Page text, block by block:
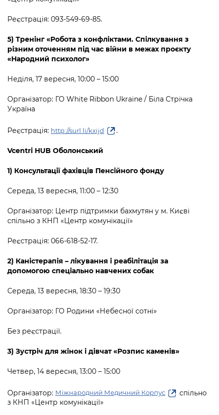
Реєстрація: 093-549-69-85.
5) Тренінг «Робота з конфліктами. Спілкування з
різним оточенням під час війни в межах проєкту
«Народний психолог»
Неділя, 17 вересня, 10:00 – 15:00
Організатор: ГО White Ribbon Ukraine / Біла Cтрічка
Україна
Реєстрація: http://surl.li/kxijd .
Vcentri HUB Оболонський
1) Консультації фахівців Пенсійного фонду
Середа, 13 вересня, 11:00 – 12:30
Організатор: Центр підтримки бахмутян у м. Києві
спільно з КНП «Центр комунікації»
Реєстрація: 066-618-52-17.
2) Каністерапія – лікування і реабілітація за
допомогою спеціально навчених собак
Середа, 13 вересня, 18:30 – 19:30
Організатор: ГО Родини «Небесної сотні»
Без реєстрації.
3) Зустріч для жінок і дівчат «Розпис каменів»
Четвер, 14 вересня, 13:00 – 15:00
Організатор: Міжнародний Медичний Корпус
спільно
з КНП «Центр комунікації»